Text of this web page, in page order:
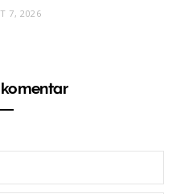
7, 2026